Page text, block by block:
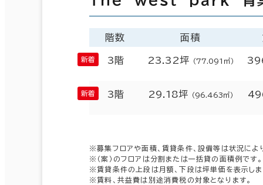
階数 面積
3階 23.32坪 （77.091㎡）
3階 29.18坪 （96.463㎡）
※募集フロアや面積、賃貸条件、設備等は状況によ
※（案）のフロアは分割または一括貸の面積例です。
※賃貸条件の上段は月額、下段は坪単価を表示しま
※賃料、共益費は別途消費税の対象となります。